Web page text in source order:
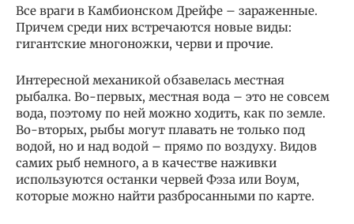
Все враги в Камбионском Дрейфе – зараженные.
Причем среди них встречаются новые виды:
гигантские многоножки, черви и прочие.
Интересной механикой обзавелась местная
рыбалка. Во-первых, местная вода – это не совсем
вода, поэтому по ней можно ходить, как по земле.
Во-вторых, рыбы могут плавать не только под
водой, но и над водой – прямо по воздуху. Видов
самих рыб немного, а в качестве наживки
используются останки червей Фэза или Воум,
которые можно найти разбросанными по карте.